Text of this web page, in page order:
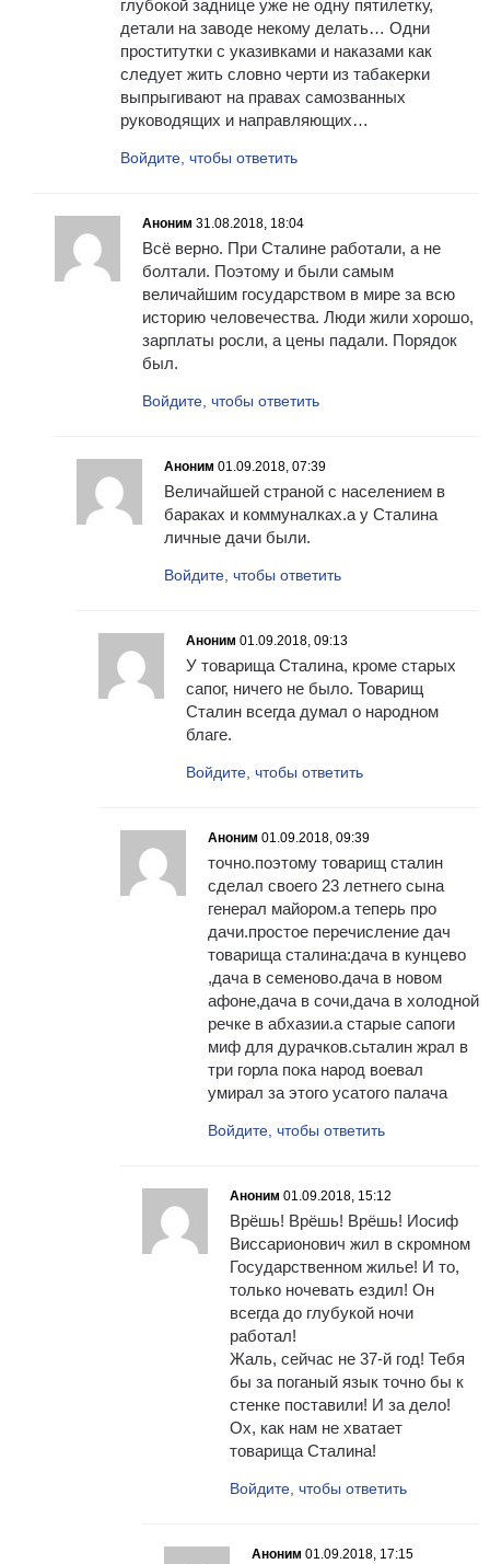
глубокой заднице уже не одну пятилетку,
детали на заводе некому делать… Одни
проститутки с указивками и наказами как
следует жить словно черти из табакерки
выпрыгивают на правах самозванных
руководящих и направляющих…
Войдите, чтобы ответить
Аноним 31.08.2018, 18:04
Всё верно. При Сталине работали, а не
болтали. Поэтому и были самым
величайшим государством в мире за всю
историю человечества. Люди жили хорошо,
зарплаты росли, а цены падали. Порядок
был.
Войдите, чтобы ответить
Аноним 01.09.2018, 07:39
Величайшей страной с населением в
бараках и коммуналках.а у Сталина
личные дачи были.
Войдите, чтобы ответить
Аноним 01.09.2018, 09:13
У товарища Сталина, кроме старых
сапог, ничего не было. Товарищ
Сталин всегда думал о народном
благе.
Войдите, чтобы ответить
Аноним 01.09.2018, 09:39
точно.поэтому товарищ сталин
сделал своего 23 летнего сына
генерал майором.а теперь про
дачи.простое перечисление дач
товарища сталина:дача в кунцево
,дача в семеново.дача в новом
афоне,дача в сочи,дача в холодной
речке в абхазии.а старые сапоги
миф для дурачков.сьталин жрал в
три горла пока народ воевал
умирал за этого усатого палача
Войдите, чтобы ответить
Аноним 01.09.2018, 15:12
Врёшь! Врёшь! Врёшь! Иосиф
Виссарионович жил в скромном
Государственном жилье! И то,
только ночевать ездил! Он
всегда до глубукой ночи
работал!
Жаль, сейчас не 37-й год! Тебя
бы за поганый язык точно бы к
стенке поставили! И за дело!
Ох, как нам не хватает
товарища Сталина!
Войдите, чтобы ответить
Аноним 01.09.2018, 17:15